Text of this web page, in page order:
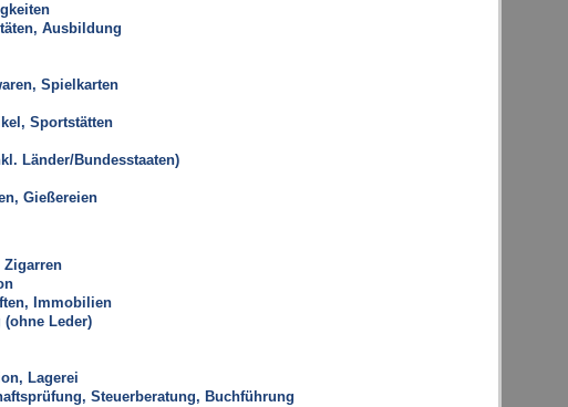
Ausbildung
Spielkarten
Sportstätten
Länder/Bundesstaaten)
Gießereien
Zigarren
Immobilien
Leder)
Lagerei
Steuerberatung, Buchführung